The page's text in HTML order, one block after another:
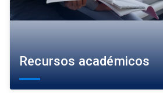
Recursos académicos